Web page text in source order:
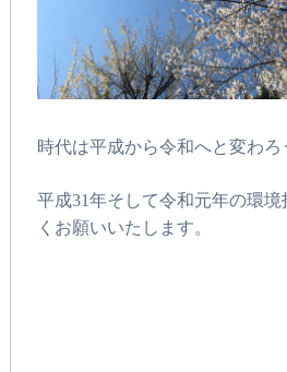
時代は平成から令和へと変わろ
平成31年そして令和元年の環
くお願いいたします。